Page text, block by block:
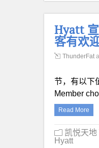
Hyatt
客有欢迎
ThunderFat
节，有以下
Member
Read More
凯悦天地
Hyatt